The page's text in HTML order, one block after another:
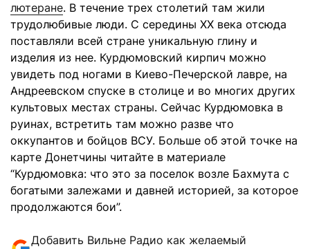
лютеране. В течение трех столетий там жили
трудолюбивые люди. С середины XX века отсюда
поставляли всей стране уникальную глину и
изделия из нее. Курдюмовский кирпич можно
увидеть под ногами в Киево-Печерской лавре, на
Андреевском спуске в столице и во многих других
культовых местах страны. Сейчас Курдюмовка в
руинах, встретить там можно разве что
оккупантов и бойцов ВСУ. Больше об этой точке на
карте Донетчины читайте в материале
“Курдюмовка: что это за поселок возле Бахмута с
богатыми залежами и давней историей, за которое
продолжаются бои”.
Добавить Вильне Радио как желаемый